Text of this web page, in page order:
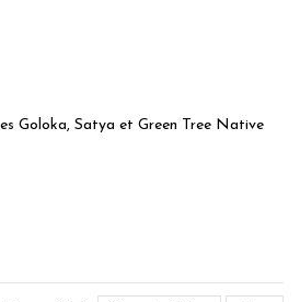
Goloka, Satya et Green Tree Native